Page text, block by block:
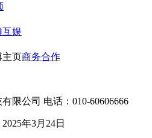
互娱
主页商务合作
限公司 电话：010-60606666
年3月24日